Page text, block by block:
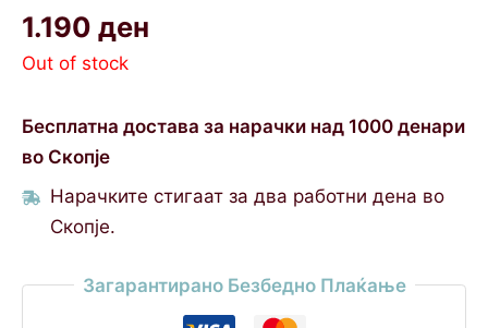
1.190 ден
Out of stock
Бесплатна достава за нарачки над 1000 денари
во Скопје
Нарачките стигаат за два работни дена во
Скопје.
Загарантирано Безбедно Плаќање